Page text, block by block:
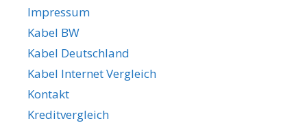
Impressum
Kabel BW
Kabel Deutschland
Kabel Internet Vergleich
Kontakt
Kreditvergleich